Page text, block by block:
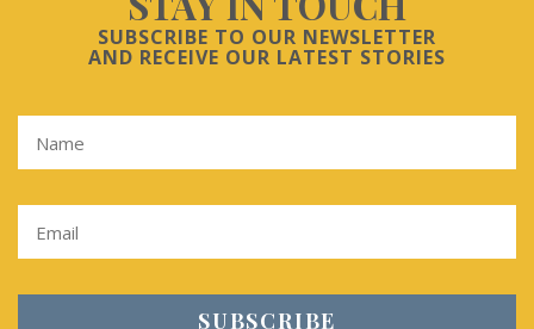
SUBSCRIBE TO OUR NEWSLETTER
AND RECEIVE OUR LATEST STORIES